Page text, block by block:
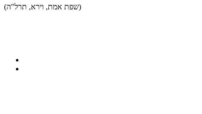
(שפת אמת, וירא, תרל"ה)